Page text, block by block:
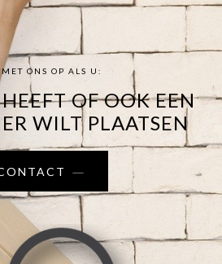
ONS OP ALS U:
OF OOK EEN
WILT PLAATSEN